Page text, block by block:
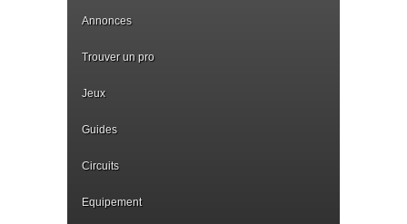
Annonces
Trouver un pro
Jeux
Guides
Circuits
Equipement